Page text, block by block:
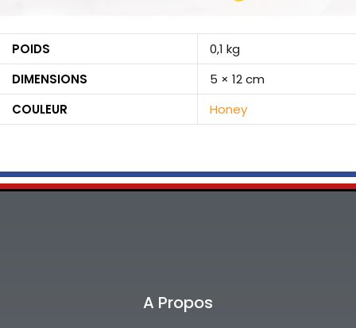
POIDS
0,1 kg
DIMENSIONS
5 × 12 cm
COULEUR
Honey
A Propos